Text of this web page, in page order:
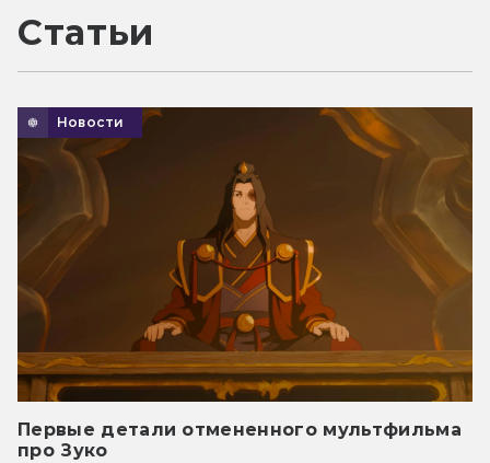
Статьи
Новости
Первые детали отмененного мультфильма
про Зуко